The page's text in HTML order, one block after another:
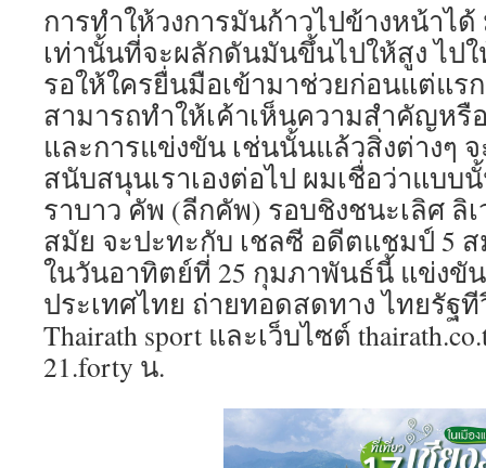
การทำให้วงการมันก้าวไปข้างหน้าได้
เท่านั้นที่จะผลักดันมันขึ้นไปให้สูง ไป
รอให้ใครยื่นมือเข้ามาช่วยก่อนแต่แรก
สามารถทำให้เค้าเห็นความสำคัญหรื
และการแข่งขัน เช่นนั้นแล้วสิ่งต่างๆ
สนับสนุนเราเองต่อไป ผมเชื่อว่าแบ
ราบาว คัพ (ลีกคัพ) รอบชิงชนะเลิศ ลิ
สมัย จะปะทะกับ เชลซี อดีตแชมป์ 5
ในวันอาทิตย์ที่ 25 กุมภาพันธ์นี้ แข่งขัน
ประเทศไทย ถ่ายทอดสดทาง ไทยรัฐที
Thairath sport และเว็บไซต์
21.forty น.